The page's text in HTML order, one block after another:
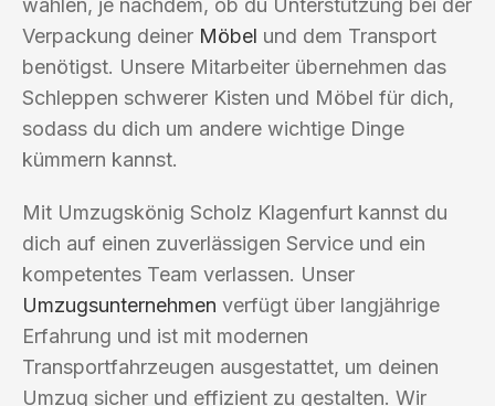
wählen, je nachdem, ob du Unterstützung bei der
Verpackung deiner Möbel und dem Transport
benötigst. Unsere Mitarbeiter übernehmen das
Schleppen schwerer Kisten und Möbel für dich,
sodass du dich um andere wichtige Dinge
kümmern kannst.
Mit Umzugskönig Scholz Klagenfurt kannst du
dich auf einen zuverlässigen Service und ein
kompetentes Team verlassen. Unser
Umzugsunternehmen verfügt über langjährige
Erfahrung und ist mit modernen
Transportfahrzeugen ausgestattet, um deinen
Umzug sicher und effizient zu gestalten. Wir